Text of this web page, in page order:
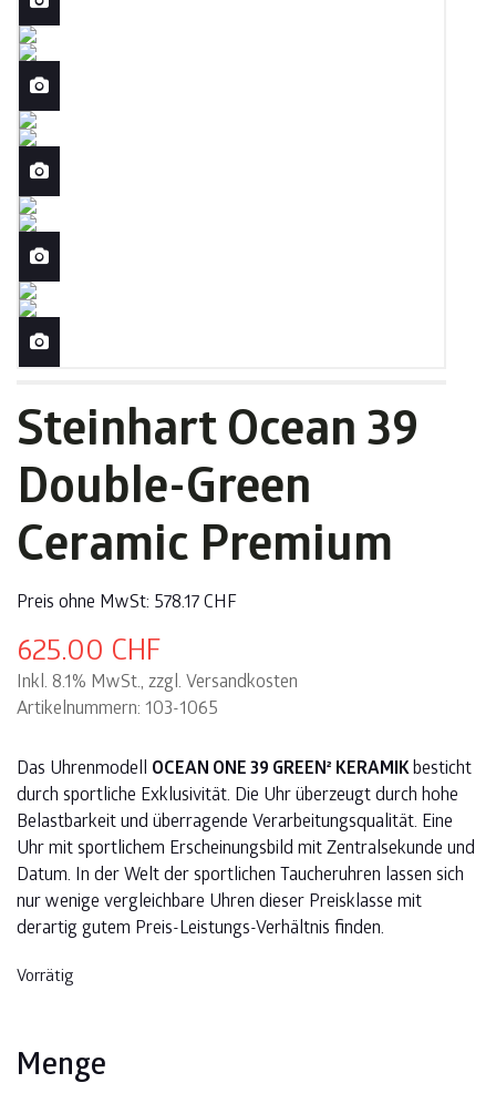
Steinhart Ocean 39
Double-Green
Ceramic Premium
Preis ohne MwSt: 578.17 CHF
625.00 CHF
Inkl. 8.1% MwSt., zzgl. Versandkosten
Artikelnummern: 103-1065
Das Uhrenmodell OCEAN ONE 39 GREEN² KERAMIKbesticht
durch sportliche Exklusivität. Die Uhr überzeugt durch hohe
Belastbarkeit und überragende Verarbeitungsqualität. Eine
Uhr mit sportlichem Erscheinungsbild mit Zentralsekunde und
Datum. In der Welt der sportlichen Taucheruhren lassen sich
nur wenige vergleichbare Uhren dieser Preisklasse mit
derartig gutem Preis-Leistungs-Verhältnis finden.
Vorrätig
Menge